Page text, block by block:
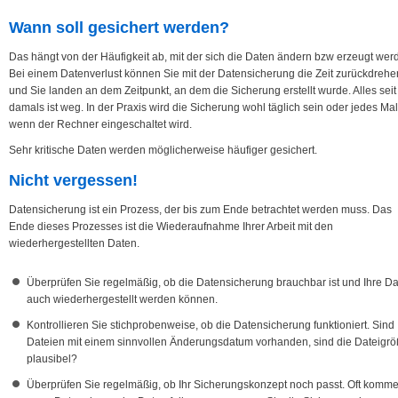
Wann soll gesichert werden?
Das hängt von der Häufigkeit ab, mit der sich die Daten ändern bzw erzeugt
Bei einem Datenverlust können Sie mit der Datensicherung die Zeit
und Sie landen an dem Zeitpunkt, an dem die Sicherung erstellt wurde. Alles seit
damals ist weg. In der Praxis wird die Sicherung wohl täglich sein oder jedes
wenn der Rechner eingeschaltet wird.
Sehr kritische Daten werden möglicherweise häufiger gesichert.
Nicht vergessen!
Datensicherung ist ein Prozess, der bis zum Ende betrachtet werden muss. Das
Ende dieses Prozesses ist die Wiederaufnahme Ihrer Arbeit mit den
wiederhergestellten Daten.
Überprüfen Sie regelmäßig, ob die Datensicherung brauchbar ist und Ihre
auch wiederhergestellt werden können.
Kontrollieren Sie stichprobenweise, ob die Datensicherung funktioniert. Sind
Dateien mit einem sinnvollen Änderungsdatum vorhanden, sind die
plausibel?
Überprüfen Sie regelmäßig, ob Ihr Sicherungskonzept noch passt. Oft